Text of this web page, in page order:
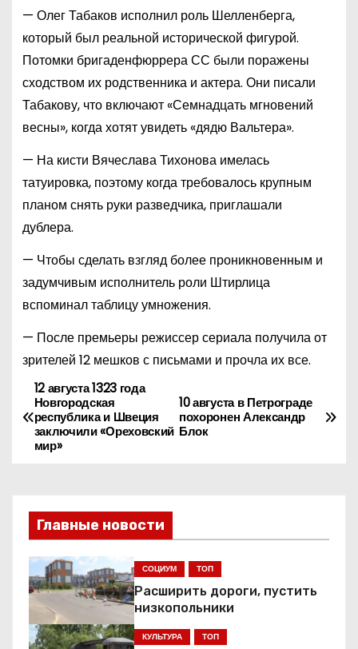
— Олег Табаков исполнил роль Шелленберга,
который был реальной исторической фигурой.
Потомки бригаденфюррера СС были поражены
сходством их родственника и актера. Они писали
Табакову, что включают «Семнадцать мгновений
весны», когда хотят увидеть «дядю Вальтера».
— На кисти Вячеслава Тихонова имелась
татуировка, поэтому когда требовалось крупным
планом снять руки разведчика, приглашали
дублера.
— Чтобы сделать взгляд более проникновенным и
задумчивым исполнитель роли Штирлица
вспоминал таблицу умножения.
— После премьеры режиссер сериала получила от
зрителей 12 мешков с письмами и прочла их все.
Н
а
г
а
ц
и
10 августа в Петрограде
похоронен Александр
Блок
12 августа 1323 года
Новгородская
республика и Швеция
заключили «Ореховский
мир»
Главные новости
СОЦИУМ ТОП
Расширить дороги, пустить
низкопольники
КУЛЬТУРА ТОП